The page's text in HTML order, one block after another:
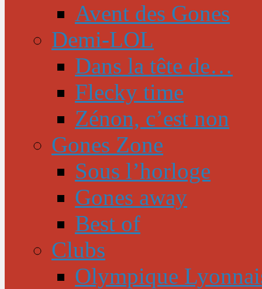
Avent des Gones
Demi-LOL
Dans la tête de…
Flecky time
Zénon, c’est non
Gones Zone
Sous l’horloge
Gones away
Best of
Clubs
Olympique